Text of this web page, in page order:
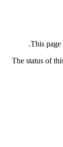
This page
The status of